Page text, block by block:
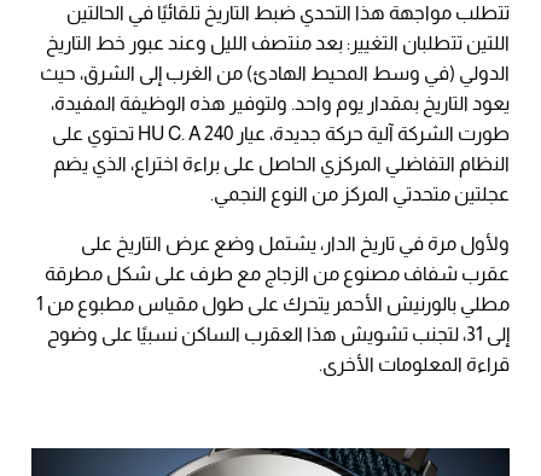
تتطلب مواجهة هذا التحدي ضبط التاريخ تلقائيًا في الحالتين
اللتين تتطلبان التغيير: بعد منتصف الليل وعند عبور خط التاريخ
الدولي (في وسط المحيط الهادئ) من الغرب إلى الشرق، حيث
يعود التاريخ بمقدار يوم واحد. ولتوفير هذه الوظيفة المفيدة،
طورت الشركة آلية حركة جديدة، عيار 240 HU C. A تحتوي على
النظام التفاضلي المركزي الحاصل على براءة اختراع، الذي يضم
عجلتين متحدتي المركز من النوع النجمي.
ولأول مرة في تاريخ الدار، يشتمل وضع عرض التاريخ على
عقرب شفاف مصنوع من الزجاج مع طرف على شكل مطرقة
مطلي بالورنيش الأحمر يتحرك على طول مقياس مطبوع من 1
إلى 31، لتجنب تشويش هذا العقرب الساكن نسبيًا على وضوح
قراءة المعلومات الأخرى.